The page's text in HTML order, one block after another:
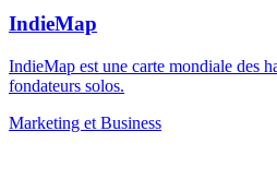
IndieMap
IndieMap est une carte mondiale des
fondateurs solos.
Marketing et Business